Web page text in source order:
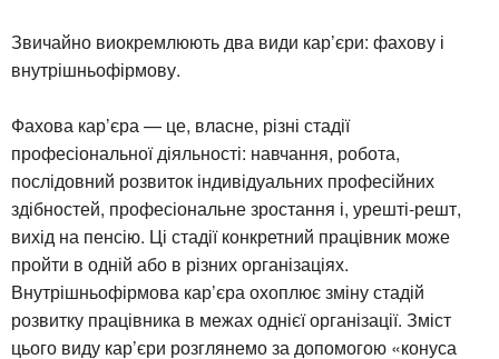
Звичайно виокремлюють два види кар’єри: фахову і
внутрішньофірмову.
Фахова кар’єра — це, власне, різні стадії
професіональної діяльності: навчання, робота,
послідовний розвиток індивідуальних професійних
здібностей, професіональне зростання і, урешті-решт,
вихід на пенсію. Ці стадії конкретний працівник може
пройти в одній або в різних організаціях.
Внутрішньофірмова кар’єра охоплює зміну стадій
розвитку працівника в межах однієї організації. Зміст
цього виду кар’єри розглянемо за допомогою «конуса